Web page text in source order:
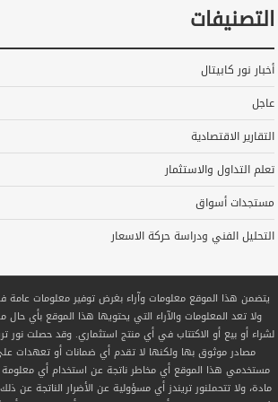
التصنيفات
أخبار نور كابيتال
عاجل
التقارير الاقتصادية
تعلم التداول والاستثمار
مستجدات أسواق
التحليل الفني ودراسة حركة الاسعار
يتضمن هذا الموقع معلومات وآراء بغرض توفير معلومات عامة
ولا تعد المعلومات والآراء التي يحتويها هذا الموقع بأي حال
لشراء أو بيع أو الاكتتاب في أي منتج استثماري. وقد حصلت نور
مصادر موثوق بها ولكنها لا تقدم أي ضمانات أو تعهدات
مستخدمي هذا الموقع أي مخاطر ناتجة عن استخدام أي معلومة
مادة، ولا تتحملنور تريندز أي مسؤولية عن الأضرار الناتجة عن